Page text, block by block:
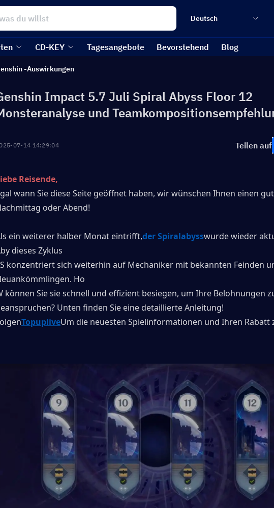
Deutsch
CD-KEY Tagesangebote Bevorstehend Blog
-Auswirkungen
Impact 5.7 Juli Spiral Abyss Floor 12
und
07-14 14:29:04 Teilen auf
Reisende,
wann Sie diese Seite geöffnet haben, wir wünschen Ihnen einen
oder Abend!
ein weiterer halber Monat eintrifft,der Spiralabysswurde wieder
dieses Zyklus
konzentriert sich weiterhin auf Mechaniker mit bekannten Feinden
Ho
können Sie sie schnell und effizient besiegen, um Ihre Belohnungen
Unten finden Sie eine detaillierte Anleitung!
TopupliveUm die neuesten Spielinformationen und Ihren Rabatt